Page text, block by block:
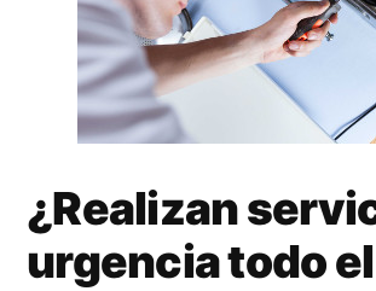
¿Realizan
urgencia todo